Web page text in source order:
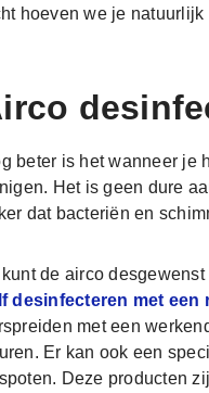
hoeven we je natuurlijk
beter is het wanneer je
Het is geen dure
dat bacteriën en
de airco desgewenst
desinfecteren met een
met een
Er kan ook een
Deze producten